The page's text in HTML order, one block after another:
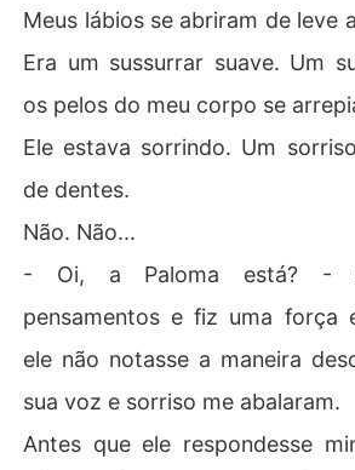
Meus lábios se abriram de leve
Era um sussurrar suave. Um
os pelos do meu corpo se
Ele estava sorrindo. Um
de dentes.
Não. Não...
- Oi, a Paloma está? -
pensamentos e fiz uma força
ele não notasse a maneira
sua voz e sorriso me abalaram.
Antes que ele respondesse